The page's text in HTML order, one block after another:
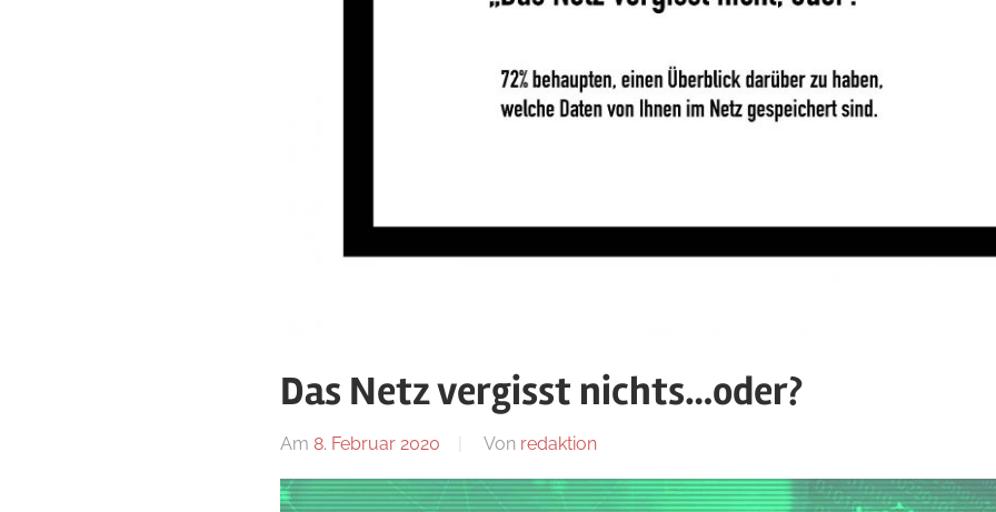
Das Netz vergisst nichts…oder?
Am 8. Februar 2020 Von redaktion
ZEIT+SINN